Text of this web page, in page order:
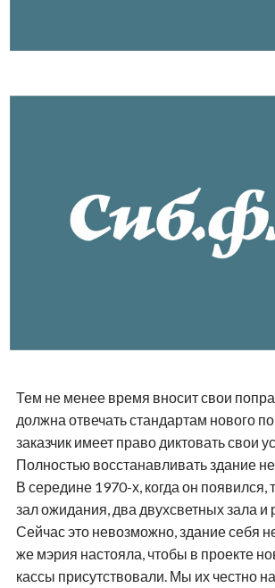
Тем не менее время вносит свои
должна отвечать стандартам нового
заказчик имеет право диктовать свои
Полностью восстанавливать здание
В середине 1970-х, когда он появился,
зал ожидания, два двухсветных зала и
Сейчас это невозможно, здание себя
же мэрия настояла, чтобы в проекте
кассы присутствовали. Мы их честно